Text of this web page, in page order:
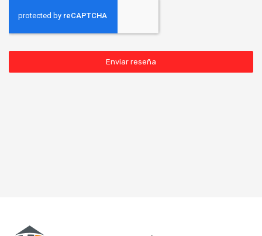
Enviar reseña